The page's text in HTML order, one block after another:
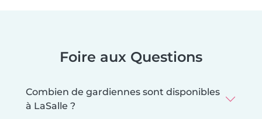
Foire aux Questions
Combien de gardiennes sont disponibles
à LaSalle ?